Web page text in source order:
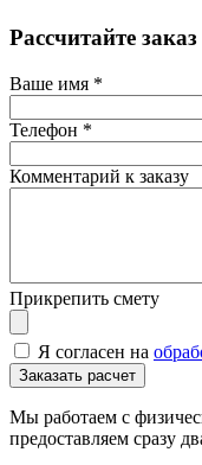
Рассчитайте заказ
Ваше имя *
Телефон *
Комментарий к заказу
Прикрепить смету
Я согласен на
Мы работаем с
предоставляем сразу